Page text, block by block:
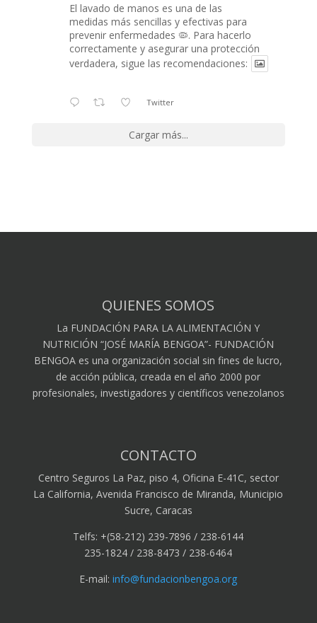
El lavado de manos es una de las
medidas más sencillas y efectivas para
prevenir enfermedades 🦠. Para hacerlo
correctamente y asegurar una protección
verdadera, sigue las recomendaciones:
Twitter
Cargar más...
QUIENES SOMOS
La FUNDACIÓN PARA LA ALIMENTACIÓN Y
NUTRICIÓN “JOSÉ MARÍA BENGOA”- FUNDACIÓN
BENGOA es una organización social sin fines de lucro,
de acción pública, creada en el año 2000 por
profesionales, investigadores y científicos venezolanos
CONTACTO
Centro Seguros La Paz, piso 4, Oficina E-41C, sector
La California, Avenida Francisco de Miranda, Municipio
Sucre, Caracas
Telfs: +(58-212) 239-7896 / 238-6144
235-1824 / 238-8473 / 238-6464
E-mail:info@fundacionbengoa.org